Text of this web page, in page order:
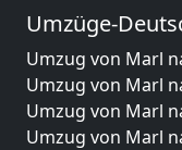
Umzüge-
Umzug von Marl
Umzug von Marl
Umzug von Marl
Umzug von Marl